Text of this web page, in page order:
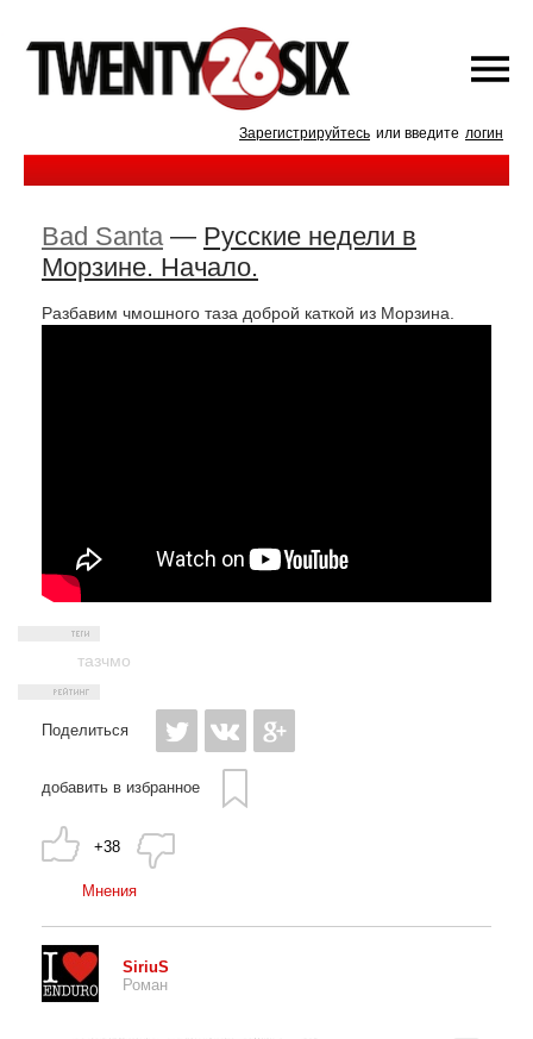
Зарегистрируйтесь или введите логин
Bad Santa— Русские недели в
Морзине. Начало.
Разбавим чмошного таза доброй каткой из Морзина.
тазчмо
Поделиться
добавить в избранное
+38
Мнения
SiriuS
Роман